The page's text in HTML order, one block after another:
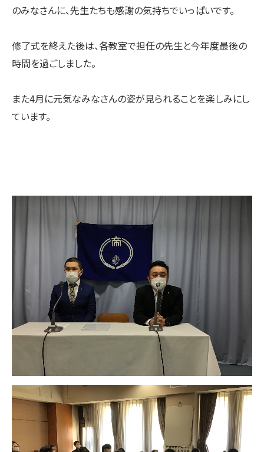
のみなさんに、先生たちも感謝の気持ちでいっぱいです。
修了式を終えた後は、各教室で担任の先生と今年度最後の
時間を過ごしました。
また4月に元気なみなさんの姿が見られることを楽しみにし
ています。